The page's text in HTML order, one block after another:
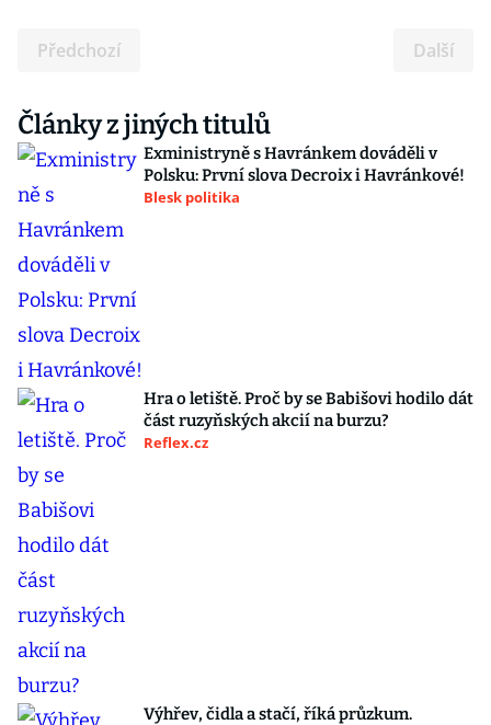
Předchozí Další
Články z jiných titulů
Exministryně s Havránkem dováděli v
Polsku: První slova Decroix i Havránkové!
Blesk politika
Hra o letiště. Proč by se Babišovi hodilo dát
část ruzyňských akcií na burzu?
Reflex.cz
Výhřev, čidla a stačí, říká průzkum.